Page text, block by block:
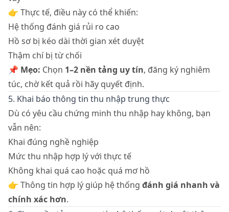
👉 Thực tế, điều này có thể khiến:
Hệ thống đánh giá rủi ro cao
Hồ sơ bị kéo dài thời gian xét duyệt
Thậm chí bị từ chối
📌 Mẹo: Chọn 1–2 nền tảng uy tín, đăng ký nghiêm
túc, chờ kết quả rồi hãy quyết định.
5. Khai báo thông tin thu nhập trung thực
Dù có yêu cầu chứng minh thu nhập hay không, bạn
vẫn nên:
Khai đúng nghề nghiệp
Mức thu nhập hợp lý với thực tế
Không khai quá cao hoặc quá mơ hồ
👉 Thông tin hợp lý giúp hệ thống đánh giá nhanh và
chính xác hơn.